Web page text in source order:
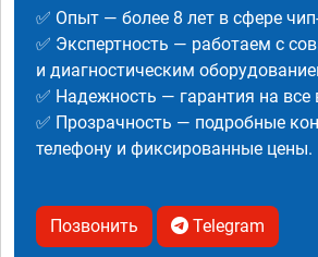
✅ Опыт — более 8 лет в сфере
✅ Экспертность — работаем с
и диагностическим
✅ Надежность — гарантия на все
✅ Прозрачность — подробные
телефону и фиксированные цены.
Позвонить Telegram